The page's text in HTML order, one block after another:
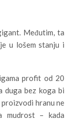
Međutim, ta
u lošem stanju i
profit od 20
duga bez koga bi
hranu ne
mudrost – kada